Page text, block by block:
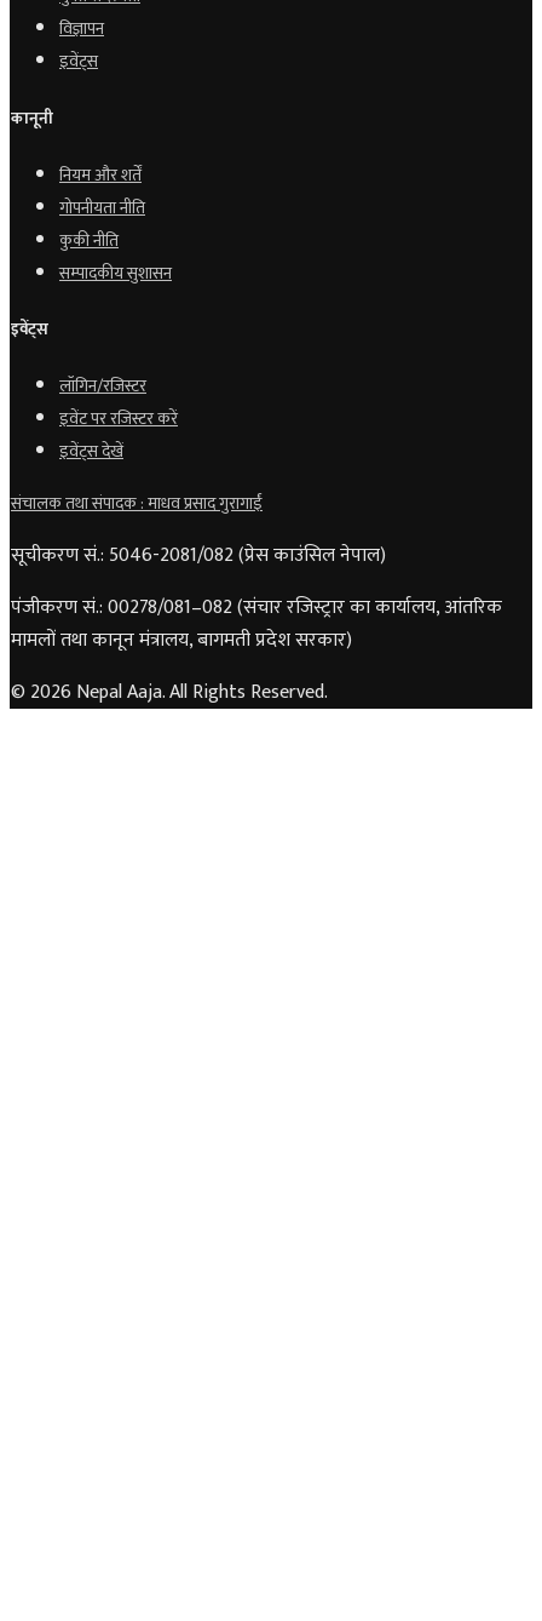
विज्ञापन
इवेंट्स
कानूनी
नियम और शर्तें
गोपनीयता नीति
कुकी नीति
सम्पादकीय सुशासन
इवेंट्स
लॉगिन/रजिस्टर
इवेंट पर रजिस्टर करें
इवेंट्स देखें
संचालक तथा संपादक : माधव प्रसाद गुरागाईं
सूचीकरण सं.: 5046-2081/082 (प्रेस काउंसिल नेपाल)
पंजीकरण सं.: 00278/081–082 (संचार रजिस्ट्रार का कार्यालय, आंतरिक
मामलों तथा कानून मंत्रालय, बागमती प्रदेश सरकार)
© 2026 Nepal Aaja. All Rights Reserved.